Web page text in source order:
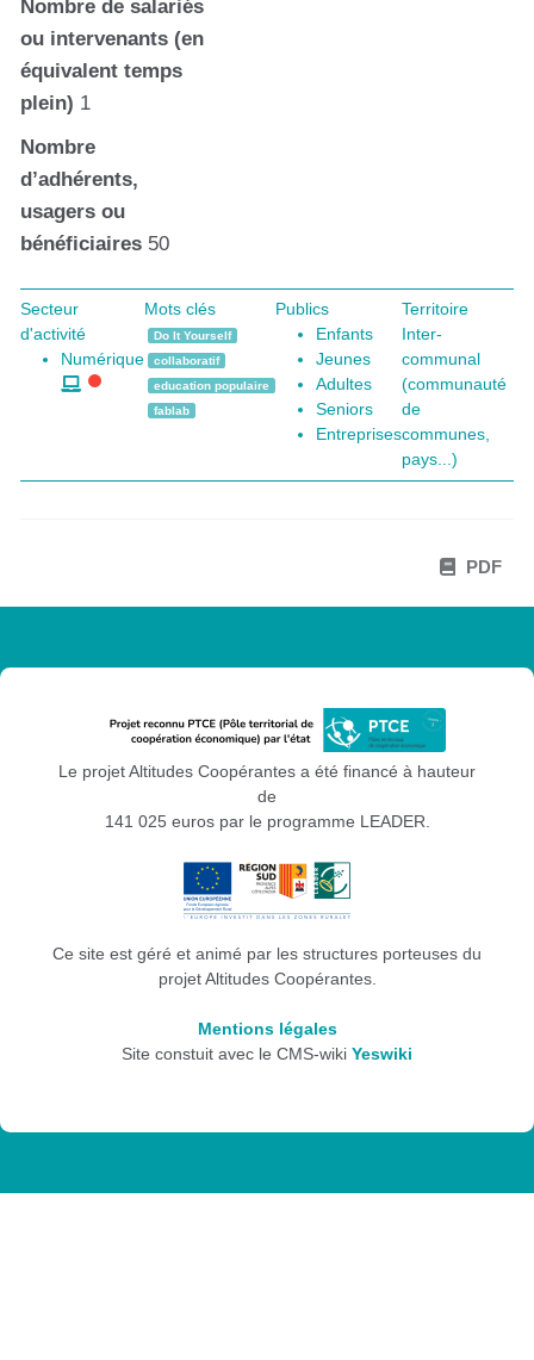
Nombre de salariés
ou intervenants (en
équivalent temps
plein) 1
Nombre
d’adhérents,
usagers ou
bénéficiaires 50
Secteur
d'activité
Numérique
Mots clés
Do It Yourself
collaboratif
education populaire
fablab
Publics
Enfants
Jeunes
Adultes
Seniors
Entreprises
Territoire
Inter-
communal
(communauté
de
communes,
pays...)
PDF
Le projet Altitudes Coopérantes a été financé à hauteur
de
141 025 euros par le programme LEADER.
Ce site est géré et animé par les structures porteuses du
projet Altitudes Coopérantes.
Mentions légales
Site constuit avec le CMS-wiki Yeswiki